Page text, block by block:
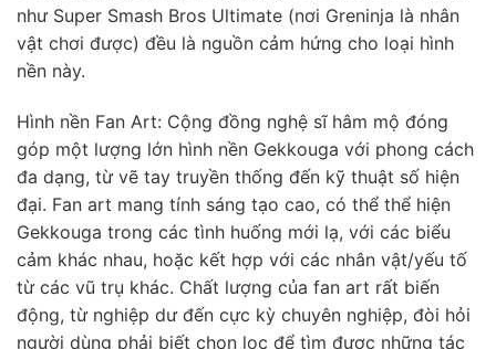
như Super Smash Bros Ultimate (nơi Greninja là nhân
vật chơi được) đều là nguồn cảm hứng cho loại hình
nền này.
Hình nền Fan Art: Cộng đồng nghệ sĩ hâm mộ đóng
góp một lượng lớn hình nền Gekkouga với phong cách
đa dạng, từ vẽ tay truyền thống đến kỹ thuật số hiện
đại. Fan art mang tính sáng tạo cao, có thể thể hiện
Gekkouga trong các tình huống mới lạ, với các biểu
cảm khác nhau, hoặc kết hợp với các nhân vật/yếu tố
từ các vũ trụ khác. Chất lượng của fan art rất biến
động, từ nghiệp dư đến cực kỳ chuyên nghiệp, đòi hỏi
người dùng phải biết chọn lọc để tìm được những tác